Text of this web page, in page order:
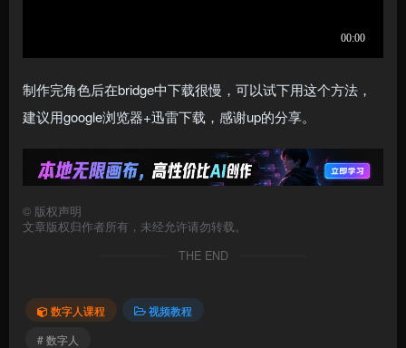
制作完角色后在bridge中下载很慢，可以试下用这个方法，
建议用google浏览器+迅雷下载，感谢up的分享。
© 版权声明
文章版权归作者所有，未经允许请勿转载。
THE END
数字人课程
视频教程
# 数字人